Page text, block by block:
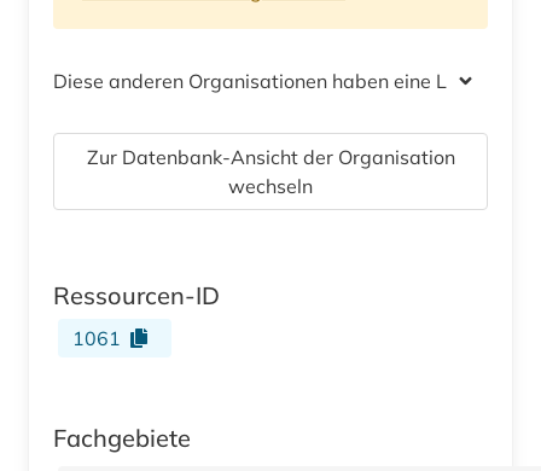
Diese anderen Organisationen haben eine Lizenz
Zur Datenbank-Ansicht der Organisation
wechseln
Ressourcen-ID
1061
Fachgebiete